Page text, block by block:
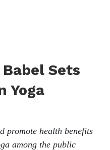
Sets
Yoga
promote health benefits
among the public